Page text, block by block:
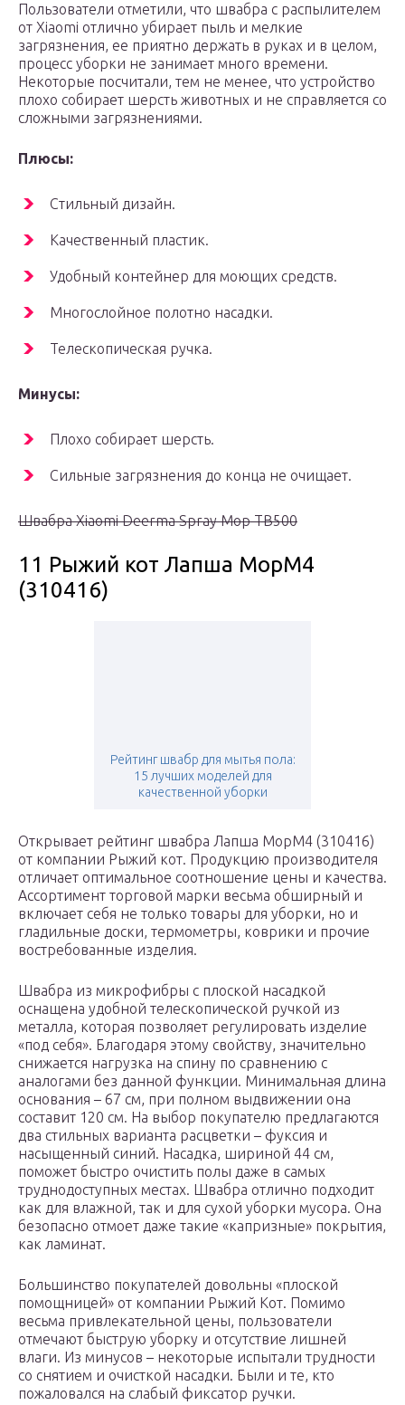
Пользователи отметили, что швабра с распылителем
от Xiaomi отлично убирает пыль и мелкие
загрязнения, ее приятно держать в руках и в целом,
процесс уборки не занимает много времени.
Некоторые посчитали, тем не менее, что устройство
плохо собирает шерсть животных и не справляется со
сложными загрязнениями.
Плюсы:
Стильный дизайн.
Качественный пластик.
Удобный контейнер для моющих средств.
Многослойное полотно насадки.
Телескопическая ручка.
Минусы:
Плохо собирает шерсть.
Сильные загрязнения до конца не очищает.
Швабра Xiaomi Deerma Spray Mop TB500
11 Рыжий кот Лапша MopM4
(310416)
Рейтинг швабр для мытья пола:
15 лучших моделей для
качественной уборки
Открывает рейтинг швабра Лапша MopM4 (310416)
от компании Рыжий кот. Продукцию производителя
отличает оптимальное соотношение цены и качества.
Ассортимент торговой марки весьма обширный и
включает себя не только товары для уборки, но и
гладильные доски, термометры, коврики и прочие
востребованные изделия.
Швабра из микрофибры с плоской насадкой
оснащена удобной телескопической ручкой из
металла, которая позволяет регулировать изделие
«под себя». Благодаря этому свойству, значительно
снижается нагрузка на спину по сравнению с
аналогами без данной функции. Минимальная длина
основания – 67 см, при полном выдвижении она
составит 120 см. На выбор покупателю предлагаются
два стильных варианта расцветки – фуксия и
насыщенный синий. Насадка, шириной 44 см,
поможет быстро очистить полы даже в самых
труднодоступных местах. Швабра отлично подходит
как для влажной, так и для сухой уборки мусора. Она
безопасно отмоет даже такие «капризные» покрытия,
как ламинат.
Большинство покупателей довольны «плоской
помощницей» от компании Рыжий Кот. Помимо
весьма привлекательной цены, пользователи
отмечают быструю уборку и отсутствие лишней
влаги. Из минусов – некоторые испытали трудности
со снятием и очисткой насадки. Были и те, кто
пожаловался на слабый фиксатор ручки.